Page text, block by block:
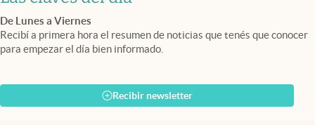
De Lunes a Viernes
Recibí a primera hora el resumen de noticias que tenés que conocer
para empezar el día bien informado.
Recibir newsletter